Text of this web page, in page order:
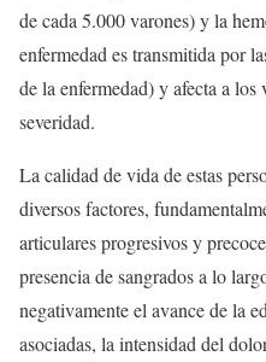
de cada 5.000 varones) y la
enfermedad es transmitida por
de la enfermedad) y afecta a
severidad.
La calidad de vida de estas
diversos factores,
articulares progresivos y
presencia de sangrados a lo
negativamente el avance de la
asociadas, la intensidad del